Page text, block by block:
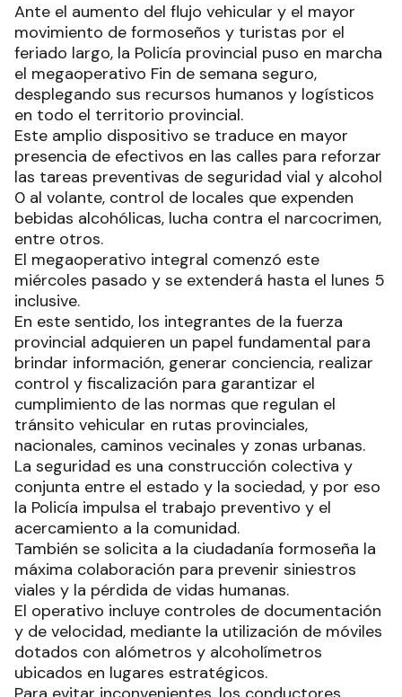
Ante el aumento del flujo vehicular y el mayor
movimiento de formoseños y turistas por el
feriado largo, la Policía provincial puso en marcha
el megaoperativo Fin de semana seguro,
desplegando sus recursos humanos y logísticos
en todo el territorio provincial.
Este amplio dispositivo se traduce en mayor
presencia de efectivos en las calles para reforzar
las tareas preventivas de seguridad vial y alcohol
0 al volante, control de locales que expenden
bebidas alcohólicas, lucha contra el narcocrimen,
entre otros.
El megaoperativo integral comenzó este
miércoles pasado y se extenderá hasta el lunes 5
inclusive.
En este sentido, los integrantes de la fuerza
provincial adquieren un papel fundamental para
brindar información, generar conciencia, realizar
control y fiscalización para garantizar el
cumplimiento de las normas que regulan el
tránsito vehicular en rutas provinciales,
nacionales, caminos vecinales y zonas urbanas.
La seguridad es una construcción colectiva y
conjunta entre el estado y la sociedad, y por eso
la Policía impulsa el trabajo preventivo y el
acercamiento a la comunidad.
También se solicita a la ciudadanía formoseña la
máxima colaboración para prevenir siniestros
viales y la pérdida de vidas humanas.
El operativo incluye controles de documentación
y de velocidad, mediante la utilización de móviles
dotados con alómetros y alcoholímetros
ubicados en lugares estratégicos.